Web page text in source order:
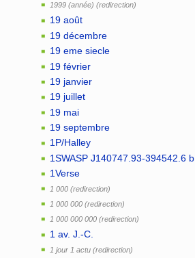
1999 (année)
19 août
19 décembre
19 eme siecle
19 février
19 janvier
19 juillet
19 mai
19 septembre
1P/Halley
1SWASP J140747.93-394542.6 b
1Verse
1 000
1 000 000
1 000 000 000
1 av. J.-C.
1 jour 1 actu